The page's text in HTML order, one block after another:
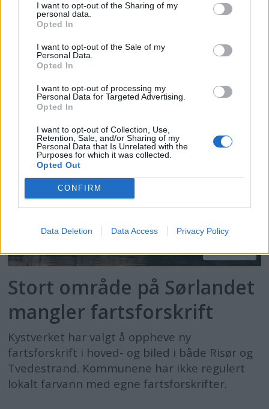
I want to opt-out of the Sharing of my
personal data.
Opted In
I want to opt-out of the Sale of my
Personal Data.
Opted In
I want to opt-out of processing my
Personal Data for Targeted Advertising.
Opted In
I want to opt-out of Collection, Use,
Retention, Sale, and/or Sharing of my
Personal Data that Is Unrelated with the
Purposes for which it was collected.
Opted Out
CONFIRM
Data Deletion Data Access Privacy Policy
Vestpåbud kommet for å
Dagens vestpåbudet ble vedtatt med
knappest mulig flertall våren 2015, og
flertallet vil opprettholde dette.
PLUS
Stort område på Sørlandet
mangler fartsforskrift
Kystverket har valgt å oppheve ny
fartsforskrift i hoved- og biled i både Risør og
Tvedestrand. Kommunene har ikke regulert
lokalt farvann med egne fartsforskrifter.